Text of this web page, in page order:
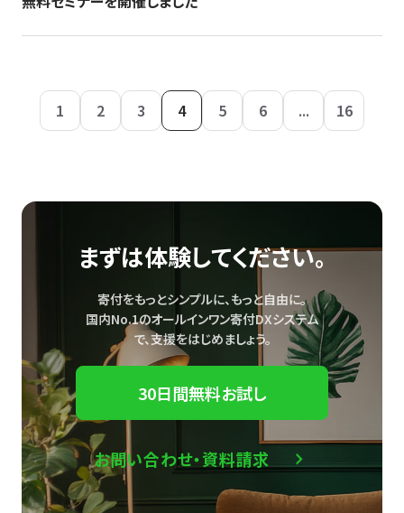
1 2 3 4 5 6 ... 16
まずは体験してください。
寄付をもっとシンプルに、もっと自由に。
国内No.1のオールインワン寄付DXシステム
で、支援をはじめましょう。
30日間無料お試し
お問い合わせ・資料請求